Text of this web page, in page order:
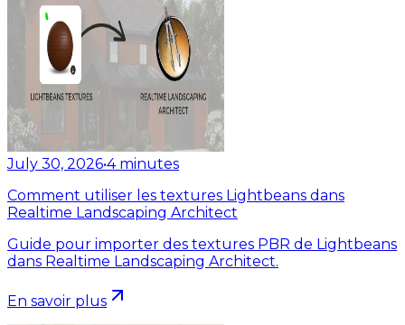
July 30, 2026•4 minutes
Comment utiliser les textures Lightbeans dans
Realtime Landscaping Architect
Guide pour importer des textures PBR de Lightbeans
dans Realtime Landscaping Architect.
En savoir plus